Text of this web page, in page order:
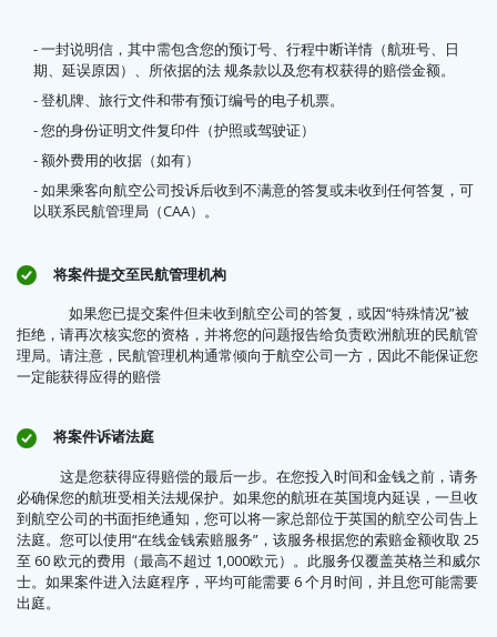
- 一封说明信，其中需包含您的预订号、行程中断详情（航班号、日
期、延误原因）、所依据的法 规条款以及您有权获得的赔偿金额。
- 登机牌、旅行文件和带有预订编号的电子机票。
- 您的身份证明文件复印件（护照或驾驶证）
- 额外费用的收据（如有）
- 如果乘客向航空公司投诉后收到不满意的答复或未收到任何答复，可
以联系民航管理局（CAA）。
将案件提交至民航管理机构
如果您已提交案件但未收到航空公司的答复，或因“特殊情况”被
拒绝，请再次核实您的资格，并将您的问题报告给负责欧洲航班的民航管
理局。请注意，民航管理机构通常倾向于航空公司一方，因此不能保证您
一定能获得应得的赔偿
将案件诉诸法庭
这是您获得应得赔偿的最后一步。在您投入时间和金钱之前，请务
必确保您的航班受相关法规保护。如果您的航班在英国境内延误，一旦收
到航空公司的书面拒绝通知，您可以将一家总部位于英国的航空公司告上
法庭。您可以使用“在线金钱索赔服务”，该服务根据您的索赔金额收取 25
至 60 欧元的费用（最高不超过 1,000欧元）。此服务仅覆盖英格兰和威尔
士。如果案件进入法庭程序，平均可能需要 6 个月时间，并且您可能需要
出庭。